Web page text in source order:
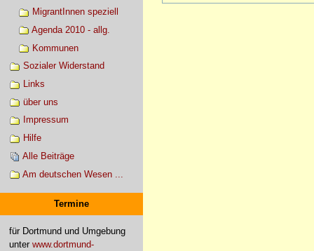
MigrantInnen speziell
Agenda 2010 - allg.
Kommunen
Sozialer Widerstand
Links
über uns
Impressum
Hilfe
Alle Beiträge
Am deutschen Wesen ...
Termine
für Dortmund und Umgebung
unter www.dortmund-